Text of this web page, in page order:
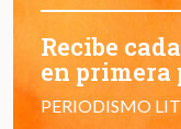
Recibe
en primera
PERIODISMO